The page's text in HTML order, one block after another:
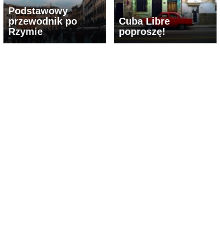
Podstawowy
przewodnik po
Rzymie
Cuba Libre
poproszę!